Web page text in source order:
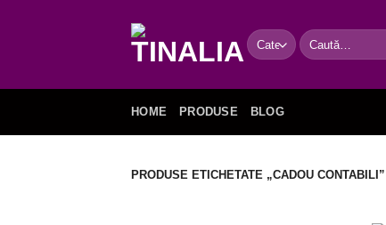
Caută
după:
HOME PRODUSE BLOG
PRODUSE ETICHETATE „CADOU CONTABILI”